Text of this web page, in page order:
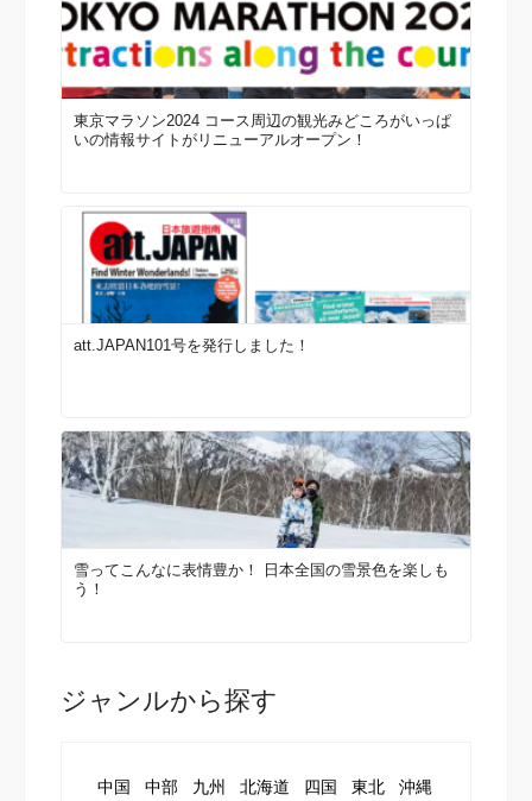
東京マラソン2024 コース周辺の観光みどころがいっぱ
いの情報サイトがリニューアルオープン！
att.JAPAN101号を発行しました！
雪ってこんなに表情豊か！ 日本全国の雪景色を楽しも
う！
ジャンルから探す
中国 中部 九州 北海道 四国 東北
沖縄